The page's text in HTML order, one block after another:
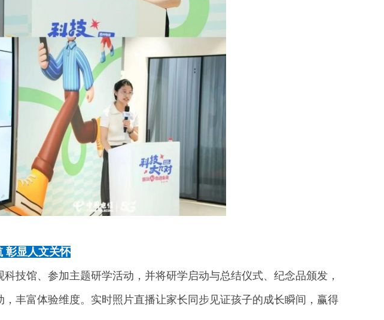
彰显人文关怀
技馆、参加主题研学活动，并将研学启动与总结仪式、纪念品颁发，
丰富体验维度。实时照片直播让家长同步见证孩子的成长瞬间，赢得